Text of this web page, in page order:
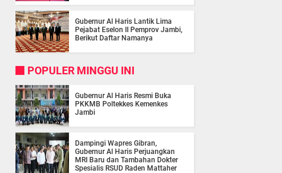
Gubernur Al Haris Lantik Lima
Pejabat Eselon II Pemprov Jambi,
Berikut Daftar Namanya
POPULER MINGGU INI
Gubernur Al Haris Resmi Buka
PKKMB Poltekkes Kemenkes
Jambi
Dampingi Wapres Gibran,
Gubernur Al Haris Perjuangkan
MRI Baru dan Tambahan Dokter
Spesialis RSUD Raden Mattaher